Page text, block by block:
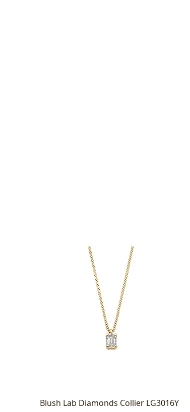
Blush Lab Diamonds Collier LG3016Y